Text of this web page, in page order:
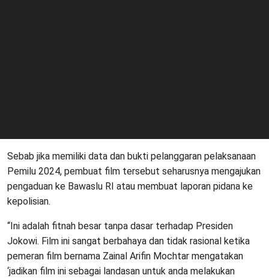
Sebab jika memiliki data dan bukti pelanggaran pelaksanaan
Pemilu 2024, pembuat film tersebut seharusnya mengajukan
pengaduan ke Bawaslu RI atau membuat laporan pidana ke
kepolisian.
“Ini adalah fitnah besar tanpa dasar terhadap Presiden
Jokowi. Film ini sangat berbahaya dan tidak rasional ketika
pemeran film bernama Zainal Arifin Mochtar mengatakan
‘jadikan film ini sebagai landasan untuk anda melakukan